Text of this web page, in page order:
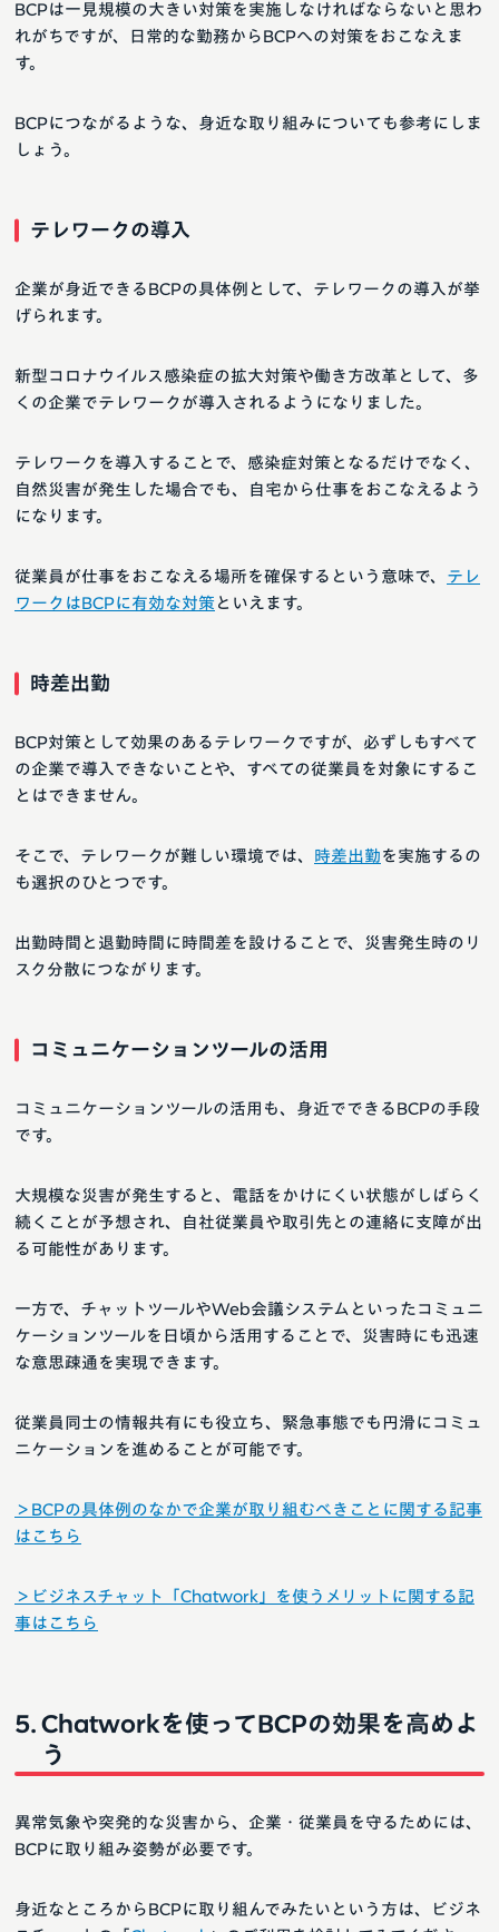
BCPは一見規模の大きい対策を実施しなければならないと思わ
れがちですが、日常的な勤務からBCPへの対策をおこなえま
す。
BCPにつながるような、身近な取り組みについても参考にしま
しょう。
テレワークの導入
企業が身近できるBCPの具体例として、テレワークの導入が挙
げられます。
新型コロナウイルス感染症の拡大対策や働き方改革として、多
くの企業でテレワークが導入されるようになりました。
テレワークを導入することで、感染症対策となるだけでなく、
自然災害が発生した場合でも、自宅から仕事をおこなえるよう
になります。
従業員が仕事をおこなえる場所を確保するという意味で、 テレ
ワークはBCPに有効な対策 といえます。
時差出勤
BCP対策として効果のあるテレワークですが、必ずしもすべて
の企業で導入できないことや、すべての従業員を対象にするこ
とはできません。
そこで、テレワークが難しい環境では、 時差出勤 を実施するの
も選択のひとつです。
出勤時間と退勤時間に時間差を設けることで、災害発生時のリ
スク分散につながります。
コミュニケーションツールの活用
コミュニケーションツールの活用も、身近でできるBCPの手段
です。
大規模な災害が発生すると、電話をかけにくい状態がしばらく
続くことが予想され、自社従業員や取引先との連絡に支障が出
る可能性があります。
一方で、チャットツールやWeb会議システムといったコミュニ
ケーションツールを日頃から活用することで、災害時にも迅速
な意思疎通を実現できます。
従業員同士の情報共有にも役立ち、緊急事態でも円滑にコミュ
ニケーションを進めることが可能です。
＞BCPの具体例のなかで企業が取り組むべきことに関する記事
はこちら
＞ビジネスチャット「Chatwork」を使うメリットに関する記
事はこちら
Chatworkを使ってBCPの効果を高めよ
う
異常気象や突発的な災害から、企業・従業員を守るためには、
BCPに取り組み姿勢が必要です。
身近なところからBCPに取り組んでみたいという方は、ビジネ